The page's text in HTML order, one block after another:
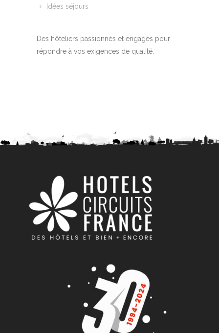
Idées séjours
Des hôteliers passionnés et engagés pour
répondre à vos exigences de qualité.